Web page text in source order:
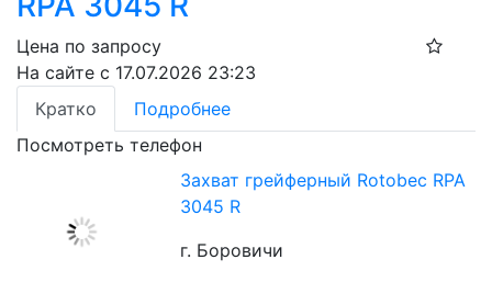
Цена по запросу
На сайте с 17.07.2026 23:23
Кратко
Подробнее
Посмотреть телефон
Захват грейферный Rotobec RPA
3045 R
г. Боровичи